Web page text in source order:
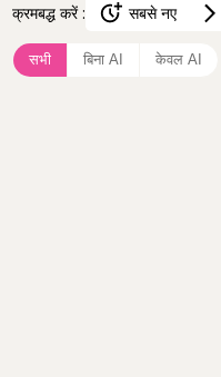
क्रमबद्ध करें :
सबसे नए
सबसे नए
सभी बिना AI केवल AI